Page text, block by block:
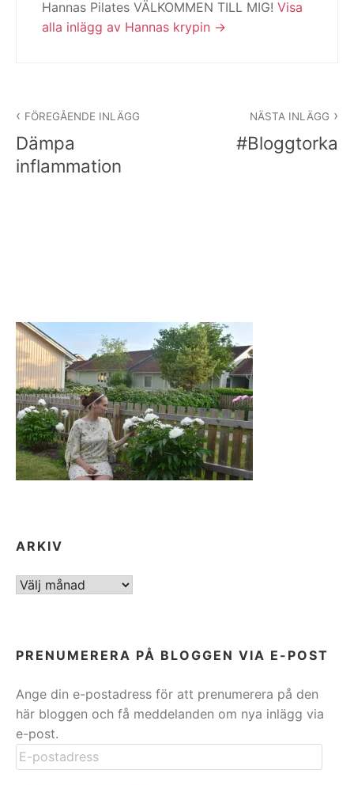
Hannas Pilates VÄLKOMMEN TILL MIG! Visa
alla inlägg av Hannas krypin
FÖREGÅENDE INLÄGG
Dämpa
inflammation
NÄSTA INLÄGG
#Bloggtorka
ARKIV
ARKIV
PRENUMERERA PÅ BLOGGEN VIA E-POST
Ange din e-postadress för att prenumerera på den
här bloggen och få meddelanden om nya inlägg via
e-post.
E-
postadress